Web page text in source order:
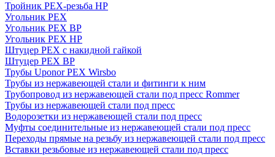
Тройник PEX-резьба НР
Угольник PEX
Угольник PEX ВР
Угольник PEX НР
Штуцер PEX c накидной гайкой
Штуцер PEX ВР
Трубы Uponor PEX Wirsbo
Трубы из нержавеющей стали и фитинги к ним
Трубопровод из нержавеющей стали под пресс Rommer
Трубы из нержавеющей стали под пресс
Водорозетки из нержавеющей стали под пресс
Муфты соединительные из нержавеющей стали под пресс
Переходы прямые на резьбу из нержавеющей стали под пресс
Вставки резьбовые из нержавеющей стали под пресс